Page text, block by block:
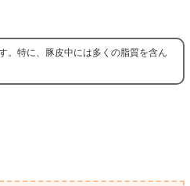
。特に、豚皮中には多くの脂質を含ん